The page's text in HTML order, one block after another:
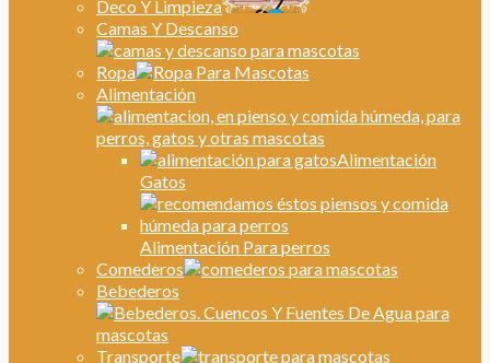
Deco Y Limpieza
Camas Y Descanso
Ropa
Alimentación
Alimentación
Gatos
Alimentación Para perros
Comederos
Bebederos
Transporte